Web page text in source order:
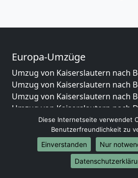
Europa-Umzüge
Umzug von Kaiserslautern nach
Umzug von Kaiserslautern nach
Umzug von Kaiserslautern nach
Umzug von Kaiserslautern nach
Umzug von Kaiserslautern nach
Umzug von Kaiserslautern nach
Umzug von Kaiserslautern nach
und Herzegowina
Umzug von Kaiserslautern nach
Diese Internetseite verwendet
Benutzerfreundlichkeit zu
Einverstanden
Nur